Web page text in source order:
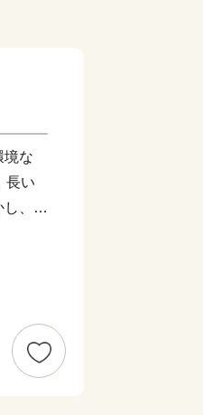
境な
長い
、市
す。
に事
計14
験サ
づくり